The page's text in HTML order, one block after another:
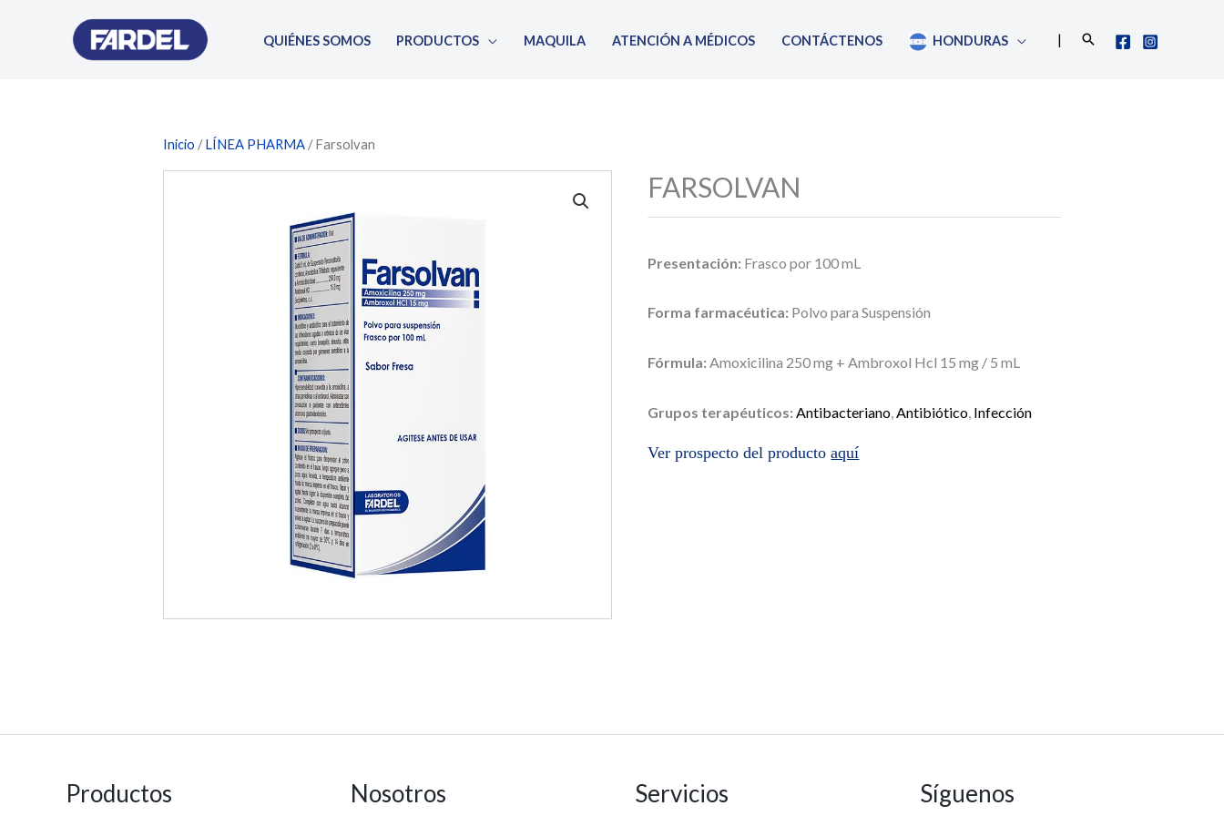
QUIÉNES SOMOS PRODUCTOS MAQUILA ATENCIÓN A MÉDICOS CONTÁCTENOS HONDURAS | Buscar
Inicio /LÍNEA PHARMA/ Farsolvan
FARSOLVAN
Presentación: Frasco por 100 mL
Forma farmacéutica: Polvo para Suspensión
Fórmula:Amoxicilina 250 mg + Ambroxol Hcl 15 mg / 5 mL
Grupos terapéuticos: Antibacteriano Antibiótico Infección
Ver prospecto del productoaquí
Productos Nosotros Servicios Síguenos